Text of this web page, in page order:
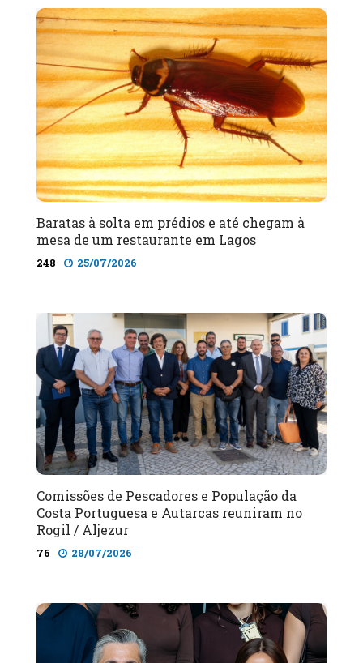
Baratas à solta em prédios e até chegam à
mesa de um restaurante em Lagos
248 25/07/2026
Comissões de Pescadores e População da
Costa Portuguesa e Autarcas reuniram no
Rogil / Aljezur
76 28/07/2026